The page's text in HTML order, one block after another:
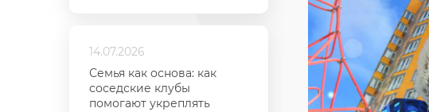
14.07.2026
Семья как основа: как
соседские клубы
помогают укреплять